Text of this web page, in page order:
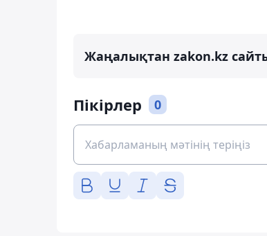
Жаңалықтан zakon.kz
Пікірлер 0